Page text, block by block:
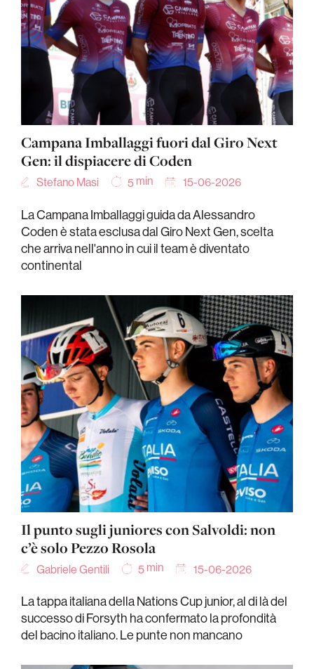
Campana Imballaggi fuori dal Giro Next
Gen: il dispiacere di Coden
Stefano Masi 5 min 15-06-2026
La Campana Imballaggi guida da Alessandro
Coden è stata esclusa dal Giro Next Gen, scelta
che arriva nell'anno in cui il team è diventato
continental
Il punto sugli juniores con Salvoldi: non
c’è solo Pezzo Rosola
Gabriele Gentili 5 min 15-06-2026
La tappa italiana della Nations Cup junior, al di là del
successo di Forsyth ha confermato la profondità
del bacino italiano. Le punte non mancano